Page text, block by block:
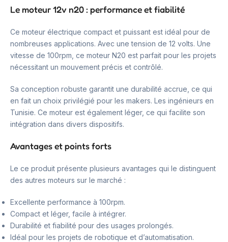
Le moteur 12v n20 : performance et fiabilité
Ce moteur électrique compact et puissant est idéal pour de
nombreuses applications. Avec une tension de 12 volts. Une
vitesse de 100rpm, ce moteur N20 est parfait pour les projets
nécessitant un mouvement précis et contrôlé.
Sa conception robuste garantit une durabilité accrue, ce qui
en fait un choix privilégié pour les makers. Les ingénieurs en
Tunisie. Ce moteur est également léger, ce qui facilite son
intégration dans divers dispositifs.
Avantages et points forts
Le ce produit présente plusieurs avantages qui le distinguent
des autres moteurs sur le marché :
Excellente performance à 100rpm.
Compact et léger, facile à intégrer.
Durabilité et fiabilité pour des usages prolongés.
Idéal pour les projets de robotique et d’automatisation.